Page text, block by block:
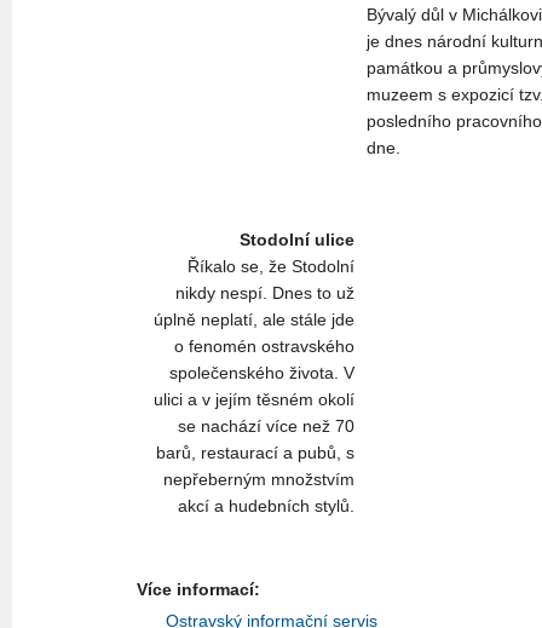
Bývalý důl v
je dnes národní
památkou a
muzeem s expozicí
posledního pracovního
dne.
Stodolní ulice
Říkalo se, že Stodolní
nikdy nespí. Dnes to už
úplně neplatí, ale stále jde
o fenomén ostravského
společenského života. V
ulici a v jejím těsném okolí
se nachází více než 70
barů, restaurací a pubů, s
nepřeberným množstvím
akcí a hudebních stylů.
Více informací:
Ostravský informační servis